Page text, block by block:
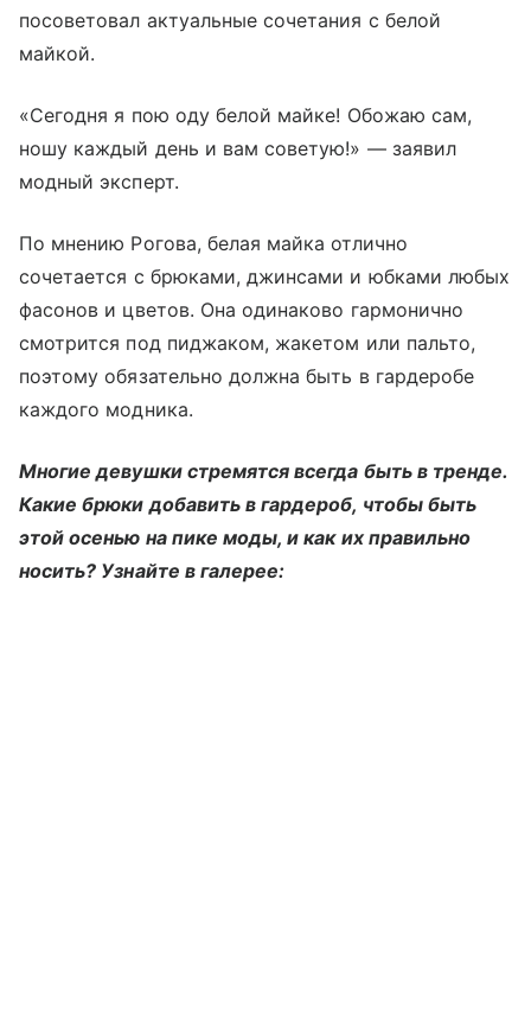
посоветовал актуальные сочетания с белой
майкой.
«Сегодня я пою оду белой майке! Обожаю сам,
ношу каждый день и вам советую!» — заявил
модный эксперт.
По мнению Рогова, белая майка отлично
сочетается с брюками, джинсами и юбками любых
фасонов и цветов. Она одинаково гармонично
смотрится под пиджаком, жакетом или пальто,
поэтому обязательно должна быть в гардеробе
каждого модника.
Многие девушки стремятся всегда быть в тренде.
Какие брюки добавить в гардероб, чтобы быть
этой осенью на пике моды, и как их правильно
носить? Узнайте в галерее: